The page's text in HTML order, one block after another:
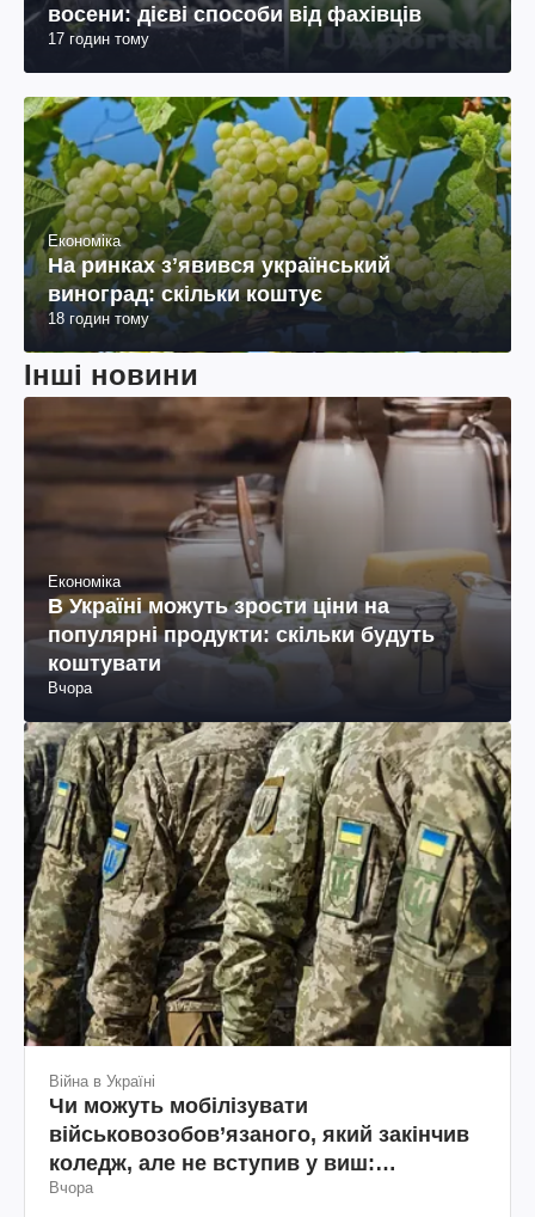
восени: дієві способи від фахівців
17 годин тому
Економіка
На ринках зʼявився український
виноград: скільки коштує
18 годин тому
Інші новини
Економіка
В Україні можуть зрости ціни на
популярні продукти: скільки будуть
коштувати
Вчора
Війна в Україні
Чи можуть мобілізувати
військовозобов’язаного, який закінчив
коледж, але не вступив у виш:
пояснення юриста
Вчора